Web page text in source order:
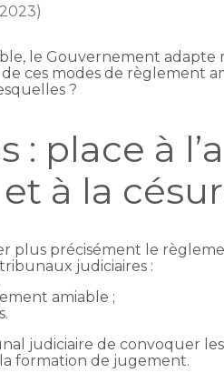
le Gouvernement
ces modes de règlement
?
: place à
à la
plus précisément le
judiciaires :
amiable ;
judiciaire de convoquer
formation de jugement.